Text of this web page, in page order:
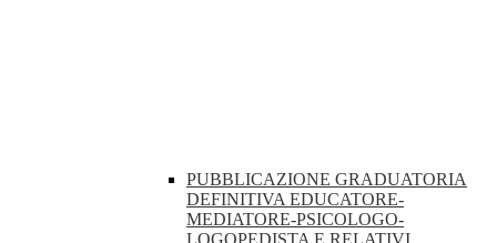
PUBBLICAZIONE GRADUATORIA
DEFINITIVA EDUCATORE-
MEDIATORE-PSICOLOGO-